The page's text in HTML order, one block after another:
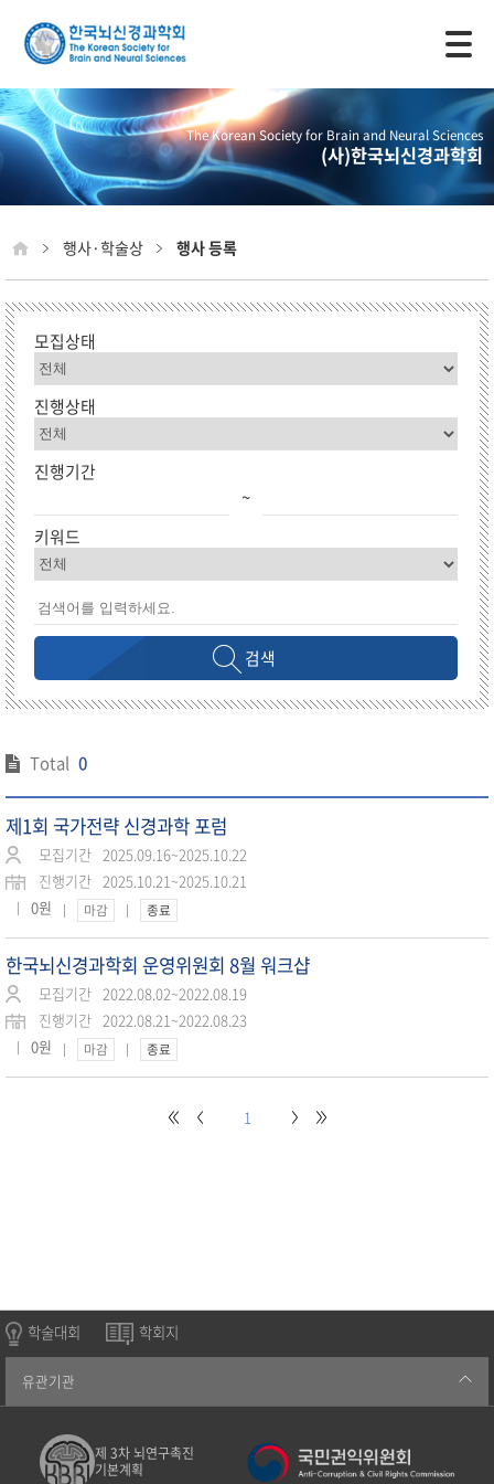
The Korean Society for Brain and Neural Sciences
(사)한국뇌신경과학회
행사·학술상 행사 등록
모집상태
진행상태
진행기간
~
키워드
검색
Total 0
제1회 국가전략 신경과학 포럼
모집기간 2025.09.16~2025.10.22
진행기간 2025.10.21~2025.10.21
0원
마감 종료
한국뇌신경과학회 운영위원회 8월 워크샵
모집기간 2022.08.02~2022.08.19
진행기간 2022.08.21~2022.08.23
0원
마감 종료
1
학술대회 학회지
유관기관
제 3차 뇌연구촉진
기본계획